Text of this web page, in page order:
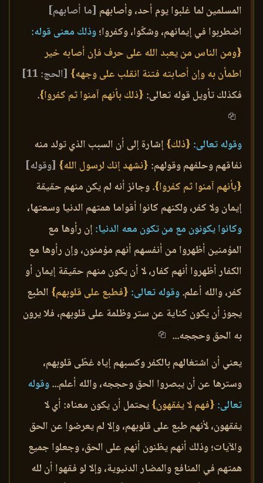
المسلمين لما غلبوا يوم أحد، وأصابهم [ما أصابهم]
اضطربوا في إيمانهم، وشكّوا، وكفروا؛وذلك معنى قوله:
{ومن الناس من يعبد الله على حرف فإن أصابه خير
اطمأن به وإن أصابته فتنة انقلب على وجهه} [الحج: 11]
فكذلك تأويل قوله تعالى: {ذلك بأنهم آمنوا ثم كفروا}.
وقوله تعالى: {ذلك}إشارة إلى أن السبب الذي تولد منه
نفاقهم وحلفهم وقولهم: {نشهد إنك لرسول الله} [وقوله]
{بأنهم آمنوا ثم كفروا}. وجائز أنه لم يكن منهم حقيقة
إيمان ولا كفر، ولكنهم كانوا أقواما همتهم الدنيا وسعتها،
وكانوا يكونون مع من تكون معه الدنيا:إن رأوها مع
المؤمنين أظهروا من أنفسهم أنهم مؤمنون، وإن رأوها مع
الكفار أظهروا أنهم كفار، لا أن يكون منهم حقيقة إيمان أو
كفر، والله أعلم.وقوله تعالى: {فطبع على قلوبهم} الطبع
يجوز أن يكون كناية عن ستر وظلمة على قلوبهم، فلا يرون
به الحق وحججه...
يعني أن اشتغالهم بالكفر وكسبهم إياه غطّى قلوبهم،
وسترها عن أن يبصروا الحق وحججه، والله أعلم...وقوله
تعالى: {فهم لا يفقهون}يحتمل أن يكون معناه: أي لا
يفقهون، لأنهم طبع على قلوبهم، وإلا لم يعرضوا عن الحق
والآيات؛ وذلك أنهم يظنون أنهم على الحق، وجعلوا جميع
همتهم في المنافع والمضار الدنيوية، وإلا لو فقهوا أن لله